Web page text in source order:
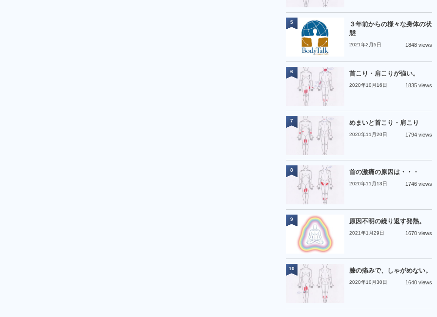
３年前からの様々な身体の状
態
2021年2月5日 1848 views
5
首こり・肩こりが強い。
2020年10月16日 1835 views
6
めまいと首こり・肩こり
2020年11月20日 1794 views
7
首の激痛の原因は・・・
2020年11月13日 1746 views
8
原因不明の繰り返す発熱。
2021年1月29日 1670 views
9
膝の痛みで、しゃがめない。
2020年10月30日 1640 views
10